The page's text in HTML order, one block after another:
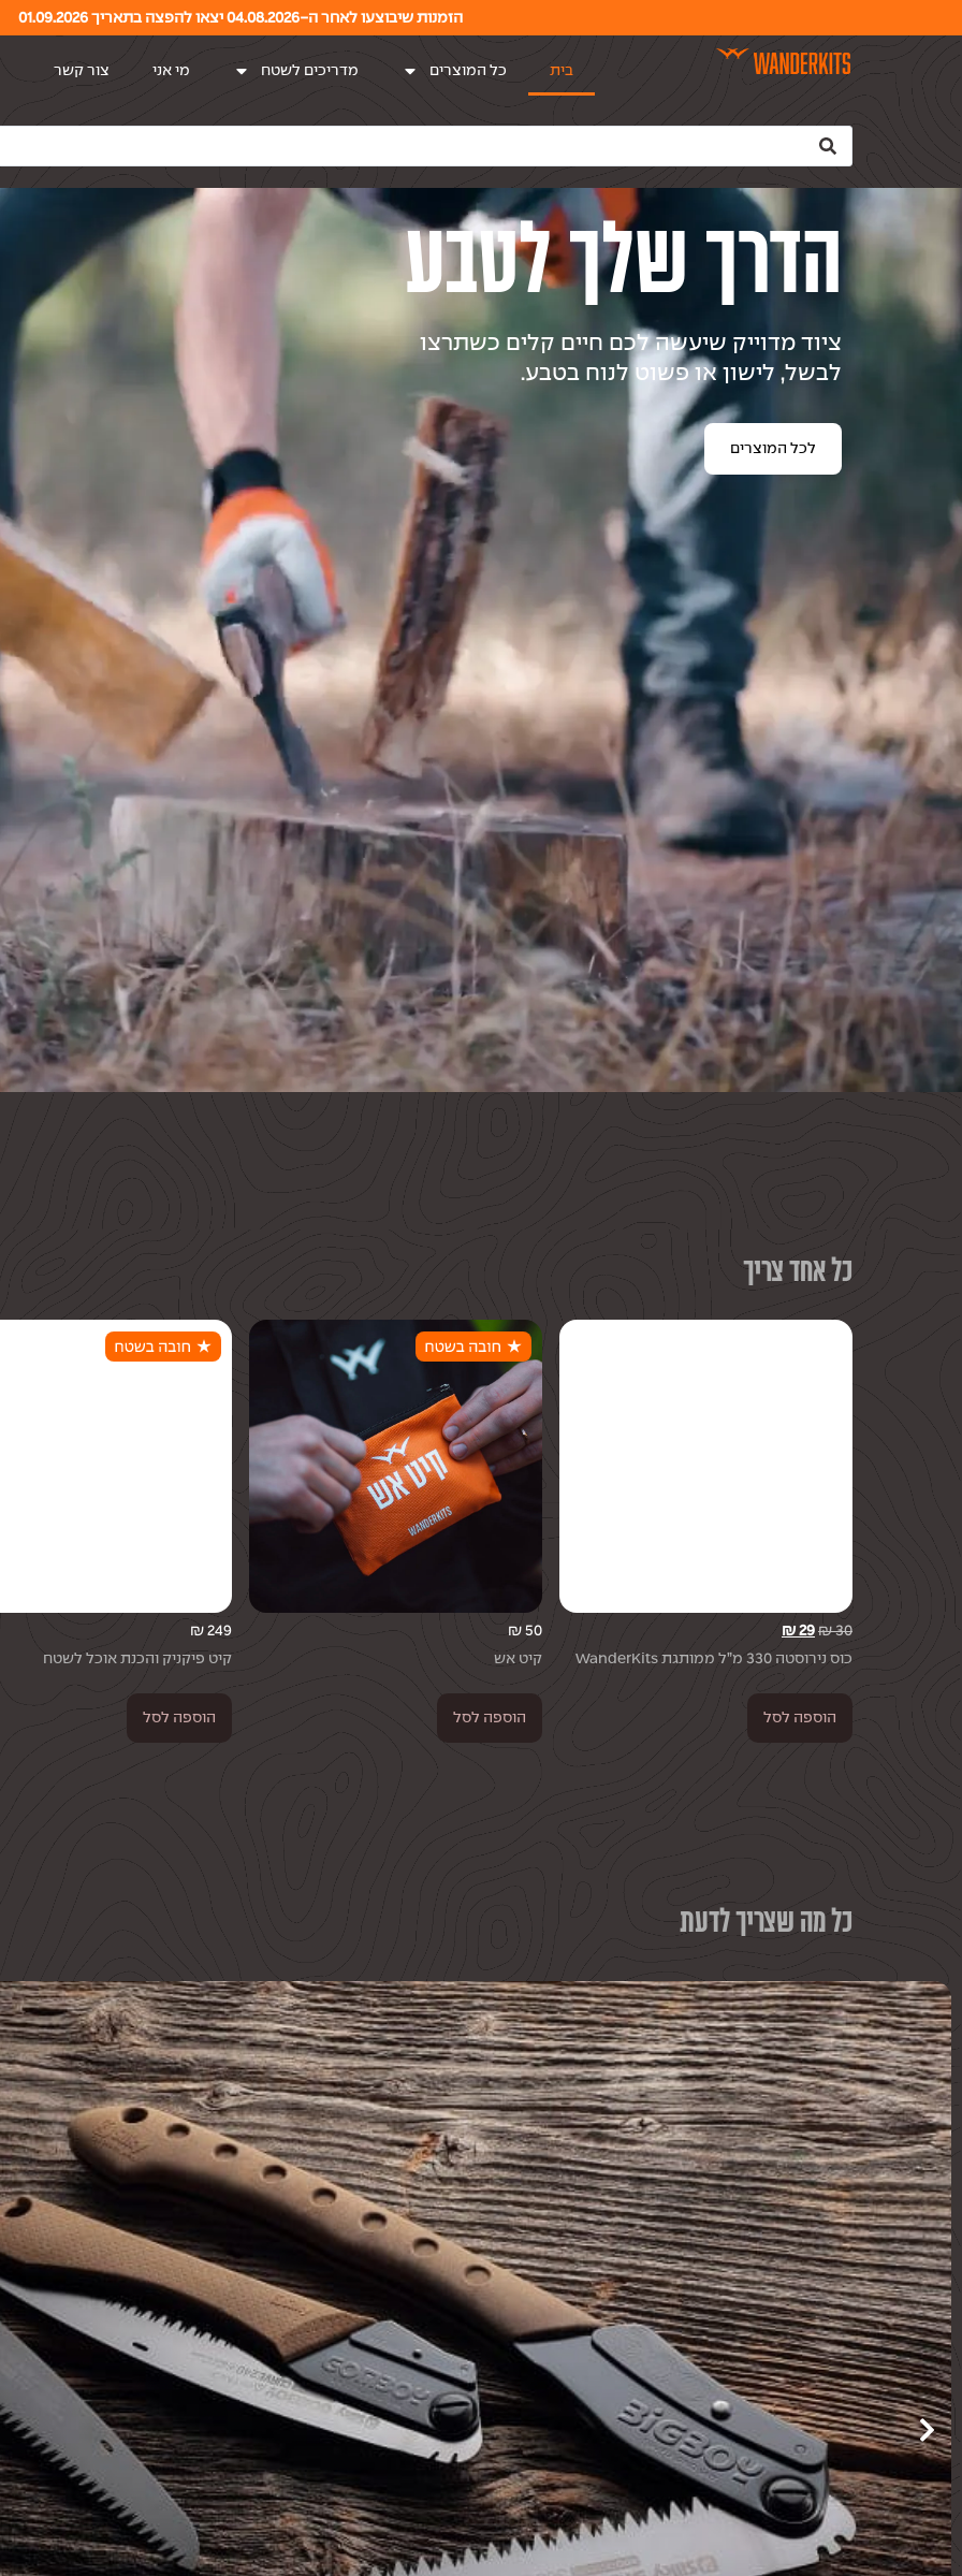
הזמנות שיבוצעו לאחר ה-04.08.2026 יצאו להפצה בתאריך 01.09.2026
בית כל המוצרים מדריכים לשטח מי אני צור קשר
הדרך שלך לטבע
ציוד מדוייק שיעשה לכם חיים קלים כשתרצו
לבשל, לישון או פשוט לנוח בטבע.
לכל המוצרים
כל אחד צריך
₪30
₪ 29
כוס נירוסטה 330 מ”ל ממותגת WanderKits
הוספה לסל
₪ 50
קיט אש
הוספה לסל
₪ 249
קיט פיקניק והכנת אוכל לשטח
הוספה לסל
כל מה שצריך לדעת